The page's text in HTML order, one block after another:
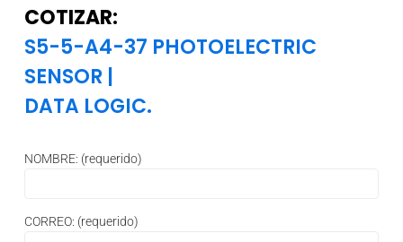
COTIZAR:
S5-5-A4-37 PHOTOELECTRIC
SENSOR |
DATA LOGIC.
NOMBRE: (requerido)
CORREO: (requerido)